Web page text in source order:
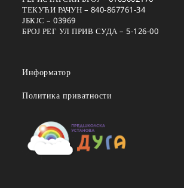
ТЕКУЋИ РАЧУН – 840-867761-34
ЈБКЈС – 03969
БРОЈ РЕГ УЛ ПРИВ СУДА – 5-126-00
Информатор
Политика приватности